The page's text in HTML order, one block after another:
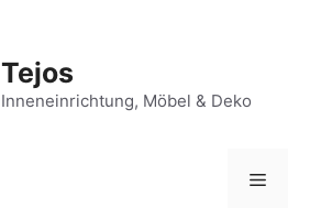
Tejos
Inneneinrichtung, Möbel & Deko
Menü